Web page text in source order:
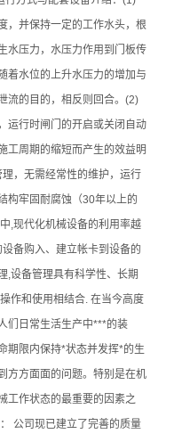
，并保持一定的工作水头，根
水压力，水压力作用到门板传
着水位的上升水压力的增加与
流的目的，相反则回合。(2)
运行时闸门的开启或关闭自动
工周期的缩短而产生的效益明
，无需经常性的维护，运行
构牢固耐腐蚀（30年以上的
,现代化机械设备的利用率越
备购入、建立帐卡到设备的
,设备管理具有科学性、长期
作和使用相结合. 在当今高度
们日常生活生产中***的装
期限内保持*状态并发挥*的生
方方面面的问题。特别是在机
工作状态的最重要的因素之
公司现已建立了完善的质量